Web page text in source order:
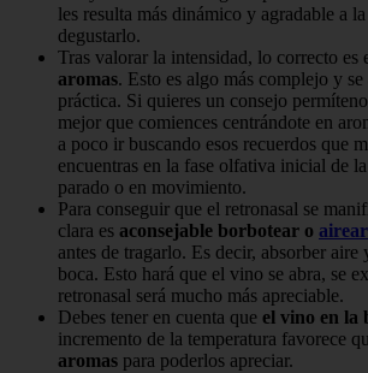
les resulta más dinámico y agradable a
degustarlo.
Tras valorar la intensidad, lo correcto es
aromas. Esto es algo más complejo y
práctica. Si quieres un consejo
mejor que comiences centrándote en
a poco ir buscando esos recuerdos que
encuentras en la fase olfativa inicial de
parado o en movimiento.
Para conseguir que el retronasal se
clara es aconsejable borbotear o
antes de tragarlo. Es decir, absorber
boca. Esto hará que el vino se abra, se
retronasal será mucho más apreciable.
Debes tener en cuenta que el vino en la
incremento de la temperatura favorece
aromas para poderlos apreciar.